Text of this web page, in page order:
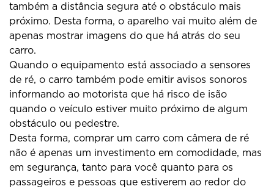
também a distância segura até o obstáculo mais
próximo. Desta forma, o aparelho vai muito além de
apenas mostrar imagens do que há atrás do seu
carro.
Quando o equipamento está associado a sensores
de ré, o carro também pode emitir avisos sonoros
informando ao motorista que há risco de isão
quando o veículo estiver muito próximo de algum
obstáculo ou pedestre.
Desta forma, comprar um carro com câmera de ré
não é apenas um investimento em comodidade, mas
em segurança, tanto para você quanto para os
passageiros e pessoas que estiverem ao redor do